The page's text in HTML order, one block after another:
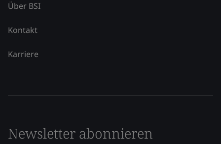
Über BSI
Kontakt
Karriere
Newsletter abonnieren